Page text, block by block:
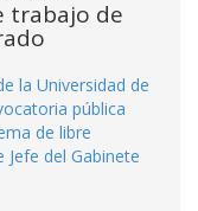
trabajo de
la Universidad de
pública
de libre
del Gabinete